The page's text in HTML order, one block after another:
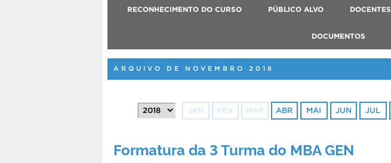
RECONHECIMENTO DO CURSO PÚBLICO ALVO DOCENTES
DOCUMENTOS
ARQUIVO DE NOVEMBRO 2018
JAN FEV MAR ABR MAI JUN JUL
Formatura da 3 Turma do MBA GEN